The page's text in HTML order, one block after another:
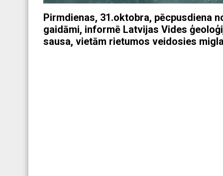
Pirmdienas, 31.oktobra, pēcpusdiena
gaidāmi, informē Latvijas Vides
sausa, vietām rietumos veidosies